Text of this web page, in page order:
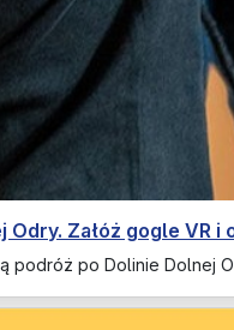
Załóż gogle VR i
podróż po Dolinie Dolnej